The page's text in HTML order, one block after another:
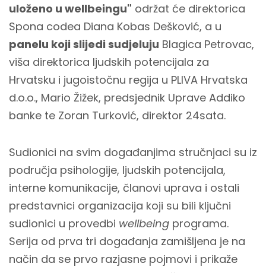
uloženo u wellbeingu" održat će direktorica
Spona codea Diana Kobas Dešković, a u
panelu koji slijedi sudjeluju Blagica Petrovac,
viša direktorica ljudskih potencijala za
Hrvatsku i jugoistočnu regija u PLIVA Hrvatska
d.o.o., Mario Žižek, predsjednik Uprave Addiko
banke te Zoran Turković, direktor 24sata.
Sudionici na svim događanjima stručnjaci su iz
područja psihologije, ljudskih potencijala,
interne komunikacije, članovi uprava i ostali
predstavnici organizacija koji su bili ključni
sudionici u provedbi wellbeing programa.
Serija od prva tri događanja zamišljena je na
način da se prvo razjasne pojmovi i prikaže